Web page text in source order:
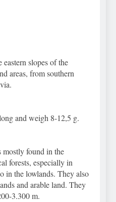
slopes of the
areas, from southern
and weigh 8-12,5 g.
found in the
forests, especially in
in the lowlands. They also
and arable land. They
3.300 m.